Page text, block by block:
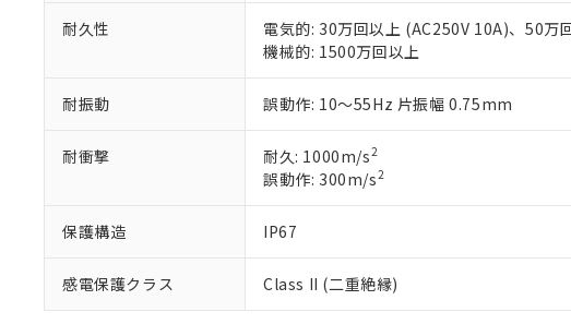
耐久性
電気的: 30万回以上 (AC250V 10A)、50万
機械的: 1500万回以上
耐振動 誤動作: 10～55Hz 片振幅 0.75mm
耐衝撃 耐久: 1000m/s2
誤動作: 300m/s2
保護構造 IP67
感電保護クラス Class II (二重絶縁)
い。
正式な納期状況および
当社販売員にご相談くだ
オムロン制御機器販売
在庫状況および標準価
が、当社の製品・サー
※当社の共同利用者とは
いる法人を指します。
※2 対応予定月
部品在庫の切り替え状況など
※3 非含有証明書ダウンロ
EU RoHS指令（10物質）の非
51物質の非含有証明書（当社
※2 環境保護使用期限
「ｅ」：有害物質（10物質）
「10」：通常の使用状況下に
味します。
「－」：未確認です。当社販
当社は貴社製品を、核
置等に一切使用いたしま
当社は、貴社製品を第
また当社は、販売先お
たしません。
△
－
在庫なし(最新の在
機器販売店・当社
空
白